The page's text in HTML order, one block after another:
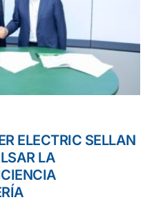
ELECTRIC SELLAN
LA